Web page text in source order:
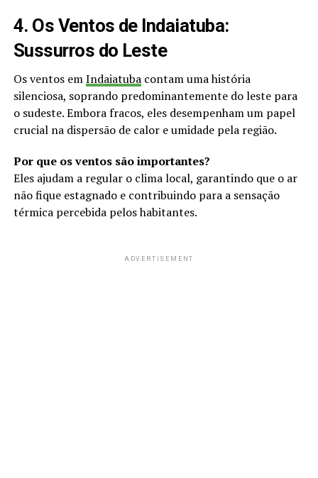
4. Os Ventos de Indaiatuba:
Sussurros do Leste
Os ventos emIndaiatubacontam uma história
silenciosa, soprando predominantemente do leste para
o sudeste. Embora fracos, eles desempenham um papel
crucial na dispersão de calor e umidade pela região.
Por que os ventos são importantes?
Eles ajudam a regular o clima local, garantindo que o ar
não fique estagnado e contribuindo para a sensação
térmica percebida pelos habitantes.
ADVERTISEMENT